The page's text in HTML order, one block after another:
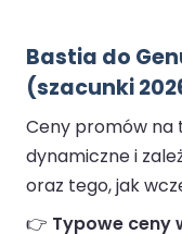
Bastia do
(szacunki
Ceny promów na
dynamiczne i
oraz tego, jak
👉 Typowe ceny